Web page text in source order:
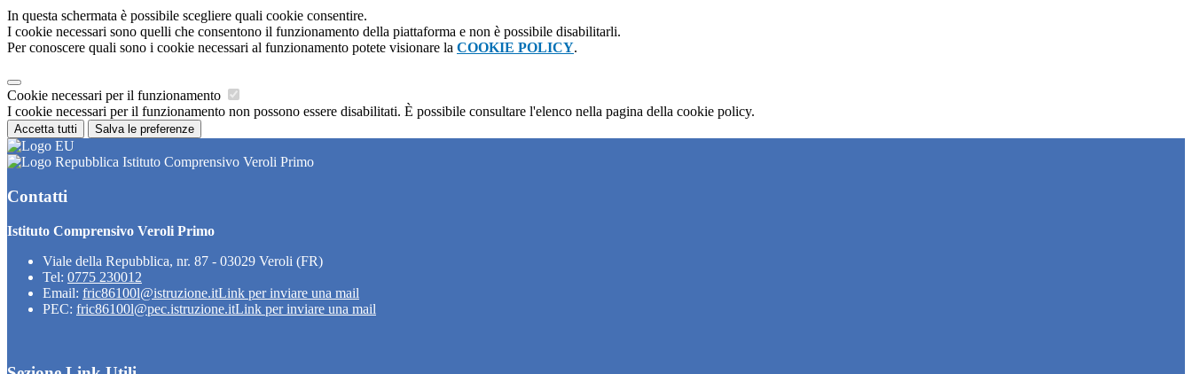
In questa schermata è possibile scegliere quali cookie consentire.
I cookie necessari sono quelli che consentono il funzionamento della piattaforma e non è possibile disabilitarli.
Per conoscere quali sono i cookie necessari al funzionamento potete visionare la COOKIE POLICY.
Cookie necessari per il funzionamento
I cookie necessari per il funzionamento non possono essere disabilitati. È possibile consultare l'elenco nella pagina della cookie policy.
Accetta tutti Salva le preferenze
Istituto Comprensivo Veroli Primo
Contatti
Istituto Comprensivo Veroli Primo
Viale della Repubblica, nr. 87 - 03029 Veroli (FR)
Tel: 0775 230012
Email: fric86100l@istruzione.itLink per inviare una mail
PEC: fric86100l@pec.istruzione.itLink per inviare una mail